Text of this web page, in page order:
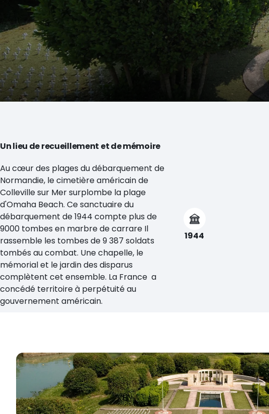
1944
Un lieu de recueillement et de mémoire
Au cœur des plages du débarquement de
Normandie, le cimetière américain de
Colleville sur Mer surplombe la plage
d'Omaha Beach. Ce sanctuaire du
débarquement de 1944 compte plus de
9000 tombes en marbre de carrare Il
rassemble les tombes de 9 387 soldats
tombés au combat. Une chapelle, le
mémorial et le jardin des disparus
complètent cet ensemble. La France a
concédé territoire à perpétuité au
gouvernement américain.